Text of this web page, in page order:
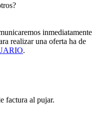
inmediatamente
realizar una oferta ha de
.
factura al pujar.